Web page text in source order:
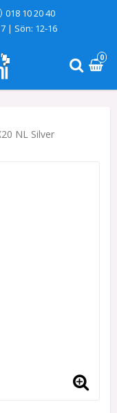
018 10 20 40
| Sön: 12-16
0
NL Silver